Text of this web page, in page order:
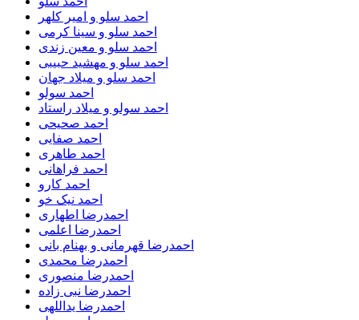
احمد سلو و امیر کلهر
احمد سلو و سینا کرمی
احمد سلو و معین زندی
احمد سلو و مهشید حبیبی
احمد سلو و میلاد جهان
احمد سولو
احمد سولو و میلاد راستاد
احمد صحیحی
احمد صفایی
احمد طاهری
احمد فراهانی
احمد کارو
احمد نیک خو
احمدرضا اطهاری
احمدرضا اعلمی
احمدرضا قهرمانی و بهنام بانی
احمدرضا محمدی
احمدرضا منصوری
احمدرضا نبی زاده
احمدرضا یداللهی